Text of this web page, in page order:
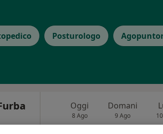
Posturologo
Oggi
8 Ago
Domani
9 Ago